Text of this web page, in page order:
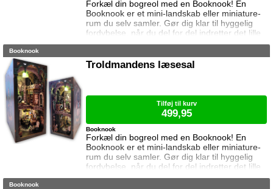
Forkæl din bogreol med en Booknook! En
Booknook er et mini-landskab eller miniature-
rum du selv samler. Gør dig klar til hyggelig
fordybelse, når du del for del indretter det lille
rum med de fineste detaljer. Med lukkede
og med det indbyggede lys, pynter den også i
Booknook
Troldmandens læsesal
Forkæl din bogreol med en Booknook! En
Booknook er et mini-landskab eller miniature-
rum du selv samler. Gør dig klar til hyggelig
fordybelse, når du del for del indretter det lille
rum med de fineste detaljer. Med lukkede
Booknook
Tilføj til kurv
499,95
Booknook